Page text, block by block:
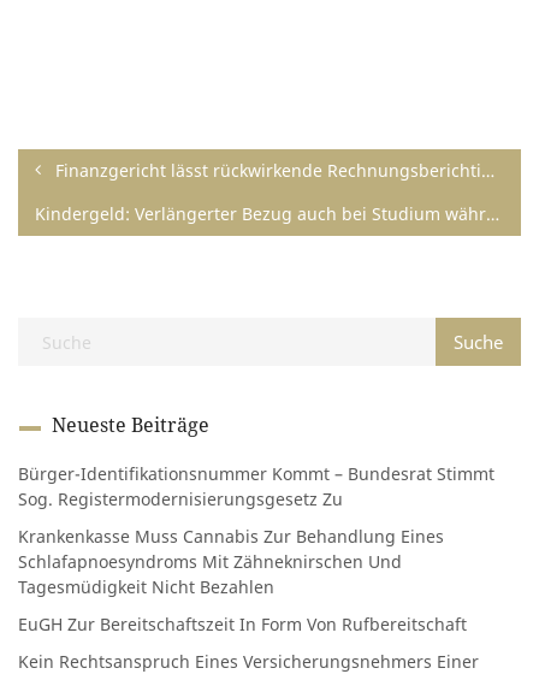
Finanzgericht lässt rückwirkende Rechnungsberichtigung zu
Kindergeld: Verlängerter Bezug auch bei Studium während des Zivildienstes
Neueste Beiträge
Bürger-Identifikationsnummer Kommt – Bundesrat Stimmt
Sog. Registermodernisierungsgesetz Zu
Krankenkasse Muss Cannabis Zur Behandlung Eines
Schlafapnoesyndroms Mit Zähneknirschen Und
Tagesmüdigkeit Nicht Bezahlen
EuGH Zur Bereitschaftszeit In Form Von Rufbereitschaft
Kein Rechtsanspruch Eines Versicherungsnehmers Einer